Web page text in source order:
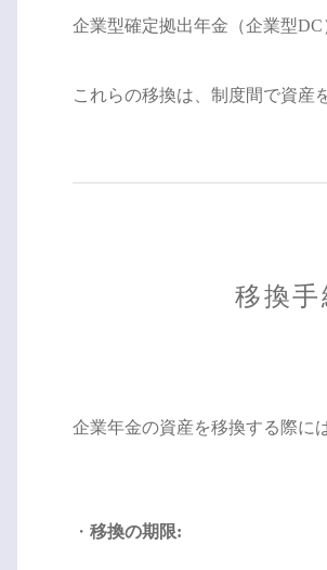
企業型確定拠出年金（企業型DC
これらの移換は、制度間で資産
移換
企業年金の資産を移換する際に
・移換の期限: